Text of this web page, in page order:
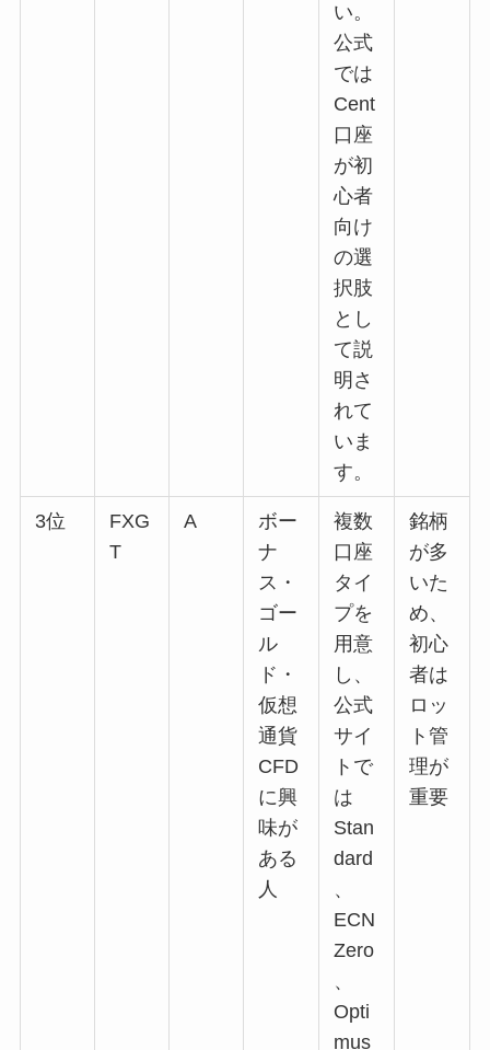
い。
公式
では
Cent
口座
が初
心者
向け
の選
択肢
とし
て説
明さ
れて
いま
す。
3位
FXG
T
A
ボー
ナ
ス・
ゴー
ル
ド・
仮想
通貨
CFD
に興
味が
ある
人
複数
口座
タイ
プを
用意
し、
公式
サイ
トで
は
Stan
dard
、
ECN
Zero
、
Opti
mus
銘柄
が多
いた
め、
初心
者は
ロッ
ト管
理が
重要